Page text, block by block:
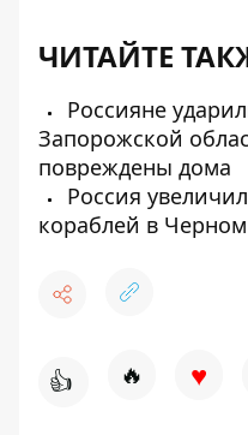
ЧИТАЙТЕ
Россияне
Запорожской
повреждены дома
Россия
кораблей в
👍 🔥 ♥